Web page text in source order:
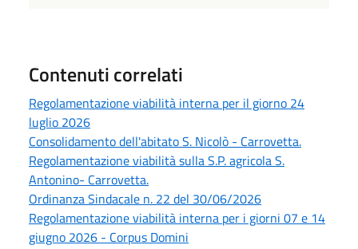
Contenuti correlati
Regolamentazione viabilità interna per il giorno 24
luglio 2026
Consolidamento dell'abitato S. Nicolò - Carrovetta.
Regolamentazione viabilità sulla S.P. agricola S.
Antonino- Carrovetta.
Ordinanza Sindacale n. 22 del 30/06/2026
Regolamentazione viabilità interna per i giorni 07 e 14
giugno 2026 - Corpus Domini